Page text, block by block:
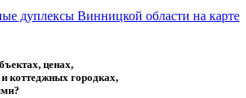
дуплексы Винницкой области на карте
ценах,
коттеджных городках,